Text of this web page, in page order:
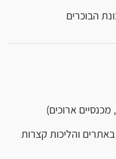
ארוכים)
והליכות קצרות